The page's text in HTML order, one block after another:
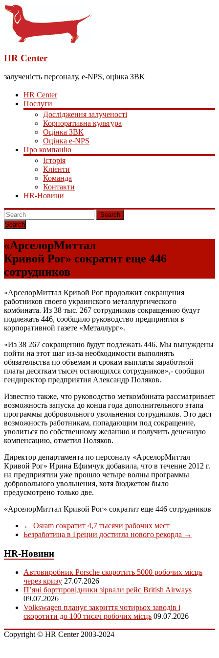
HR Center
залученість персоналу, e-NPS, оцінка ЗВК
HR Center
Послуги
Дослідження залученості
Корпоративна культура
Оцінка ЗВК
Оцінка e-NPS
Про компанію
Історія
Клієнти
Команда
Контакти
HR-Новини
Search
«АрселорМиттал
Кривой Рог» сократит еще 446
сотрудников
«АрселорМиттал Кривой Рог продолжит сокращения
работников своего украинского металлургического
комбината. Из 38 тыс. 267 сотрудников сокращению будут
подлежать 446, сообщило руководство предприятия в
корпоративной газете «Металлург».
«Из 38 267 сокращению будут подлежать 446. Мы вынуждены
пойти на этот шаг из-за необходимости выполнять
обязательства по объемам и срокам выплаты заработной
платы десяткам тысяч остающихся сотрудников»,- сообщил
гендиректор предприятия Александр Поляков.
Известно также, что руководство меткомбината рассматривает
возможность запуска до конца года дополнительного этапа
программы добровольного увольнения сотрудников. Это даст
возможность работникам, попадающим под сокращение,
уволиться по собственному желанию и получить денежную
компенсацию, отметил Поляков.
Директор департамента по персоналу «АрселорМиттал
Кривой Рог» Ирина Ефимчук добавила, что в течение 2012 г.
на предприятии уже прошло четыре волны программы
добровольного увольнения, хотя бюджетом было
предусмотрено только две.
«АрселорМиттал Кривой Рог» сократит еще 446 сотрудников
← Osram сократит 4,7 тысячи рабочих мест
Безработица в Греции достигла нового рекорда →
HR-Новини
Автовиробник Porsche скоротить 5000 робочих місць
через кризу 27.07.2026
П’яні бортпровідники зірвали рейс British Airways
09.07.2026
Volkswagen планує закриття чотирьох заводів і
скоротити до 100 тисяч робочих місць 09.07.2026
Copyright © HR Center 2003-2024